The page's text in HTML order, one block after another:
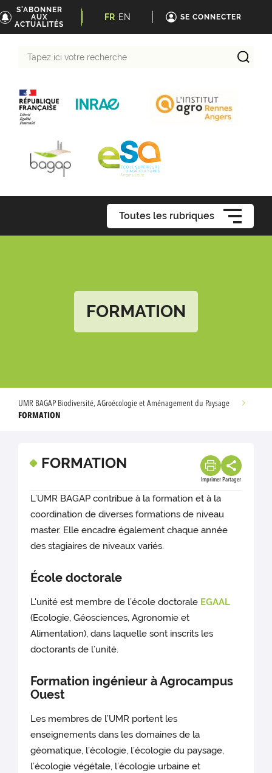
S'ABONNER
AUX
ACTUALITÉS
FR EN SE CONNECTER
Toutes les rubriques
FORMATION
UMR BAGAP Biodiversité, AGroécologie et Aménagement du Paysage
FORMATION
FORMATION
Imprimer Partager
L’UMR BAGAP contribue à la formation et à la
coordination de diverses formations de niveau
master. Elle encadre également chaque année
des stagiaires de niveaux variés.
École doctorale
L'unité est membre de l’école doctorale EGAAL
(Ecologie, Géosciences, Agronomie et
Alimentation), dans laquelle sont inscrits les
doctorants de l’unité.
Formation ingénieur à Agrocampus
Ouest
Les membres de l’UMR portent les
enseignements dans les domaines de la
géomatique, l’écologie, l’écologie du paysage,
l’écologie végétale, l’écologie urbaine et